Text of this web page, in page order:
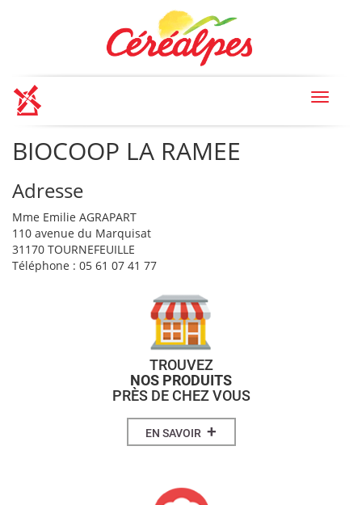
Toggle
BIOCOOP LA RAMEE
Adresse
Mme Emilie AGRAPART
110 avenue du Marquisat
31170 TOURNEFEUILLE
Téléphone : 05 61 07 41 77
TROUVEZ
NOS PRODUITS
PRÈS DE CHEZ VOUS
EN SAVOIR +